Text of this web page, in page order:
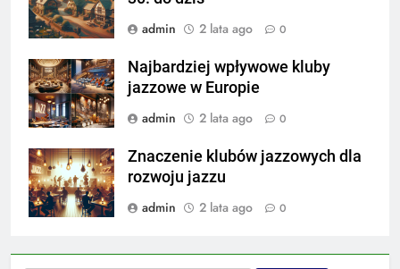
admin
2 lata ago 0
Najbardziej wpływowe kluby
jazzowe w Europie
admin
2 lata ago 0
Znaczenie klubów jazzowych dla
rozwoju jazzu
admin
2 lata ago 0